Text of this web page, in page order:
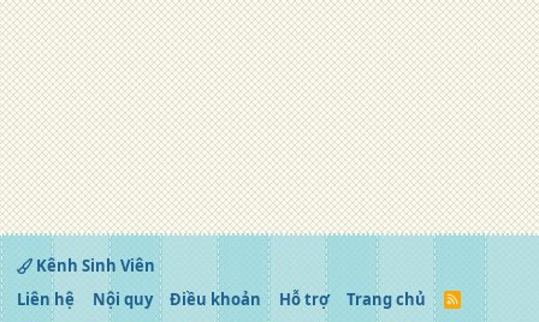
Kênh Sinh Viên
Liên hệ
Nội quy Điều khoản Hỗ trợ Trang chủ
R